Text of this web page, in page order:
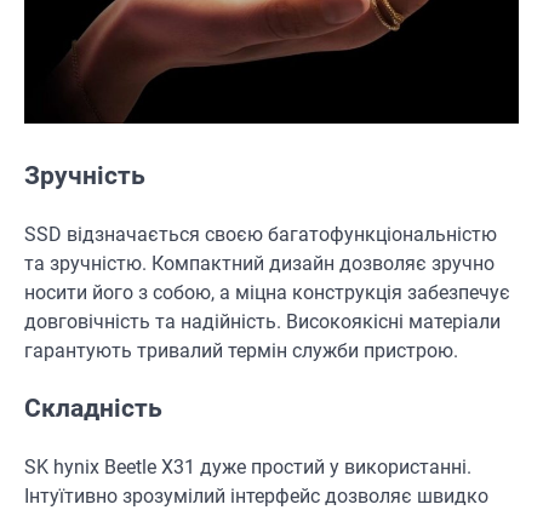
Зручність
SSD відзначається своєю багатофункціональністю
та зручністю. Компактний дизайн дозволяє зручно
носити його з собою, а міцна конструкція забезпечує
довговічність та надійність. Високоякісні матеріали
гарантують тривалий термін служби пристрою.
Складність
SK hynix Beetle X31 дуже простий у використанні.
Інтуїтивно зрозумілий інтерфейс дозволяє швидко